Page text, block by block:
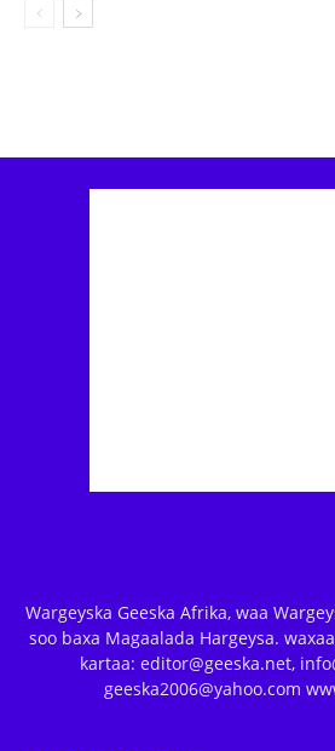
Wargeyska Geeska Afrika, waa
soo baxa Magaalada Hargeysa.
kartaa: editor@geeska.net,
geeska2006@yahoo.com